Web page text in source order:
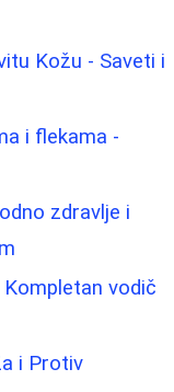
Kožu - Saveti i
i flekama -
zdravlje i
vodič
i Protiv